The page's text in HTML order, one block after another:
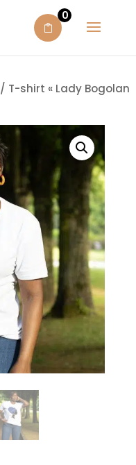
0
/ T-shirt « Lady Bogolan